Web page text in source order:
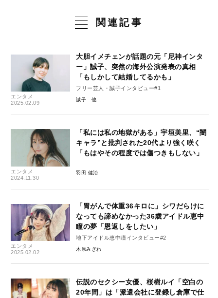
関連記事
エンタメ
2025.02.09
大胆イメチェンが話題の元「尼神インタ
ー」誠子、突然の海外公演発表の真相
「もしかして結婚してるかも」
フリー芸人・誠子インタビュー#1
誠子
エンタメ
2024.11.30
「私には私の地獄がある」宇垣美里、“闇
キャラ”と批判された20代より強く咲く
「もはやその程度では傷つきもしない」
羽田 健治
エンタメ
2025.02.02
「胃がんで体重36キロに」シワだらけに
なっても諦めなかった36歳アイドル恵中
瞳の夢「恩返しをしたい」
地下アイドル恵中瞳インタビュー#2
木原みぎわ
伝説のセクシー女優、桜樹ルイ「空白の
20年間」は「派遣会社に登録し倉庫で仕